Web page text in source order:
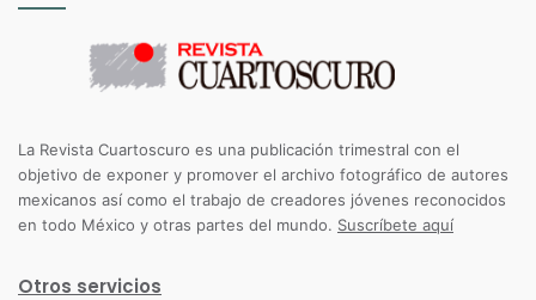
La Revista Cuartoscuro es una publicación trimestral con el
objetivo de exponer y promover el archivo fotográfico de autores
mexicanos así como el trabajo de creadores jóvenes reconocidos
en todo México y otras partes del mundo. Suscríbete aquí
Otros servicios